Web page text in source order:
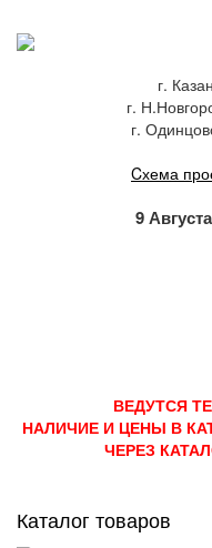
г.
г.
г.
Cхема
9
Как купить
Доставка
ВЕДУТСЯ
НАЛИЧИЕ И ЦЕНЫ В
ЧЕРЕЗ
Каталог товаров